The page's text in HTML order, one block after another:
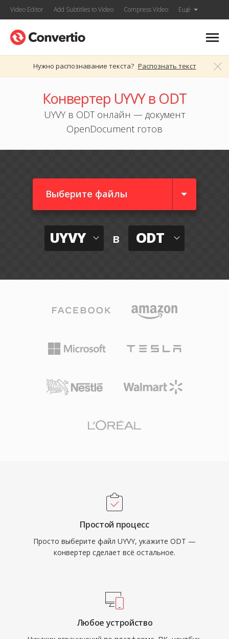
Video Editor Add Subtitles to Video Compress Video Ещё
Нужно распознавание текста? Распознать текст
Конвертер UYVY в ODT
UYVY в ODT онлайн — документ
OpenDocument готов
Выберите файлы
UYVY в ODT
Простой процесс
Просто выберите файл UYVY, укажите ODT —
конвертер сделает всё остальное.
Любое устройство